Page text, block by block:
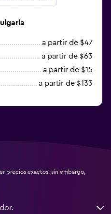
a partir de $47
a partir de $63
a partir de $15
a partir de $133
precios exactos, sin embargo,